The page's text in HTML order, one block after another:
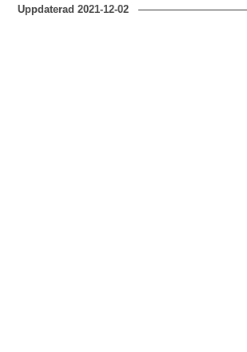
Uppdaterad2021-12-02